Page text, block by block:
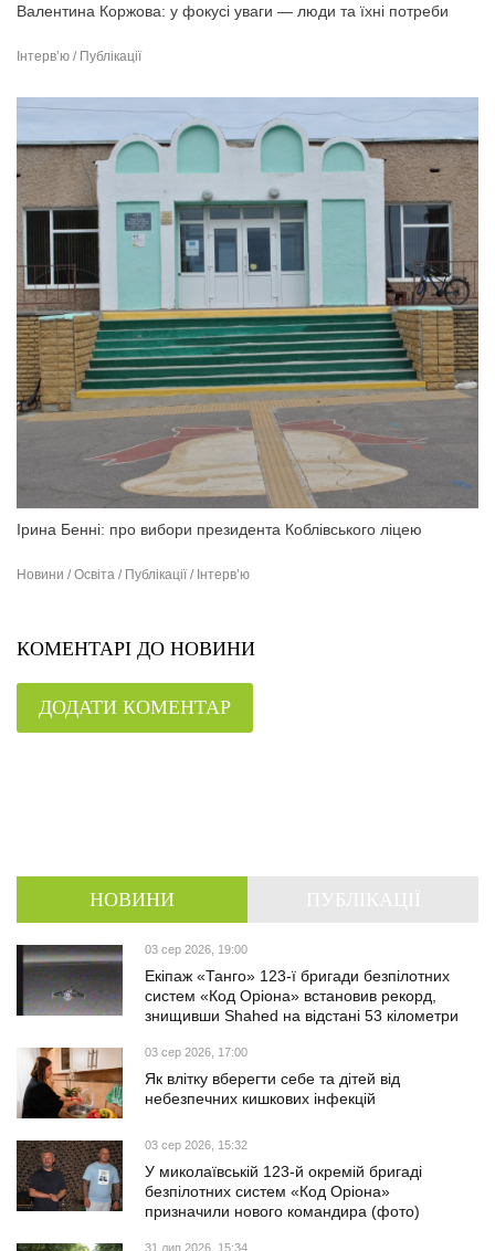
Валентина Коржова: у фокусі уваги — люди та їхні потреби
Інтерв’ю / Публікації
Ірина Бенні: про вибори президента Коблівського ліцею
Новини / Освіта / Публікації / Інтерв’ю
КОМЕНТАРІ ДО НОВИНИ
ДОДАТИ КОМЕНТАР
НОВИНИ
03 сер 2026, 19:00
Екіпаж «Танго» 123-ї бригади безпілотних
систем «Код Оріона» встановив рекорд,
знищивши Shahed на відстані 53 кілометри
03 сер 2026, 17:00
Як влітку вберегти себе та дітей від
небезпечних кишкових інфекцій
03 сер 2026, 15:32
У миколаївській 123-й окремій бригаді
безпілотних систем «Код Оріона»
призначили нового командира (фото)
31 лип 2026, 15:34